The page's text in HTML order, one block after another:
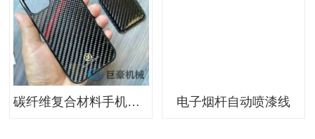
碳纤维复合材料手机壳自动喷涂设备 电子烟杆自动喷漆线